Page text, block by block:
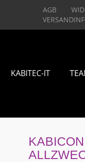
AGB
KABITEC-IT